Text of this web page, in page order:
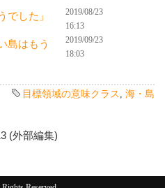
でした」
2019/08/23
16:13
島はもう
2019/09/23
18:03
目標領域の意味クラス, 海・島
(外部編集)